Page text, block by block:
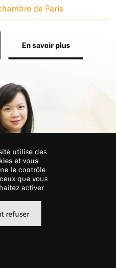
de Paris
En savoir plus
À L’ÉCOUTE
SELIM JEON
AVEC
utilise des
et vous
le contrôle
que vous
activer
refuser